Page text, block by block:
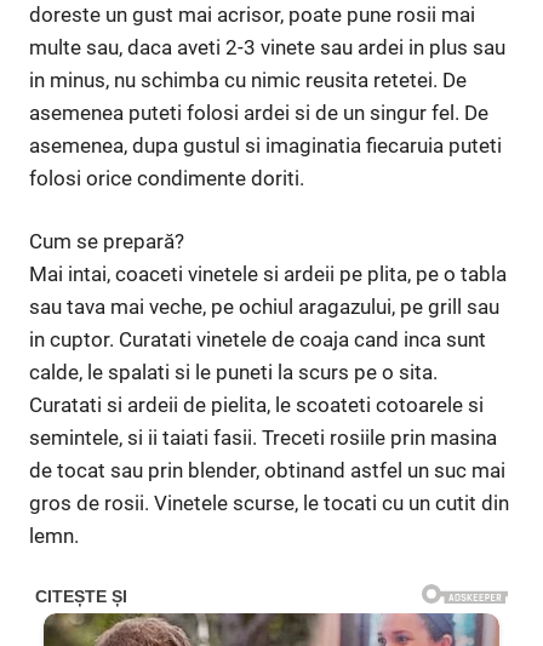
doreste un gust mai acrisor, poate pune rosii mai
multe sau, daca aveti 2-3 vinete sau ardei in plus sau
in minus, nu schimba cu nimic reusita retetei. De
asemenea puteti folosi ardei si de un singur fel. De
asemenea, dupa gustul si imaginatia fiecaruia puteti
folosi orice condimente doriti.
Cum se prepară?
Mai intai, coaceti vinetele si ardeii pe plita, pe o tabla
sau tava mai veche, pe ochiul aragazului, pe grill sau
in cuptor. Curatati vinetele de coaja cand inca sunt
calde, le spalati si le puneti la scurs pe o sita.
Curatati si ardeii de pielita, le scoateti cotoarele si
semintele, si ii taiati fasii. Treceti rosiile prin masina
de tocat sau prin blender, obtinand astfel un suc mai
gros de rosii. Vinetele scurse, le tocati cu un cutit din
lemn.